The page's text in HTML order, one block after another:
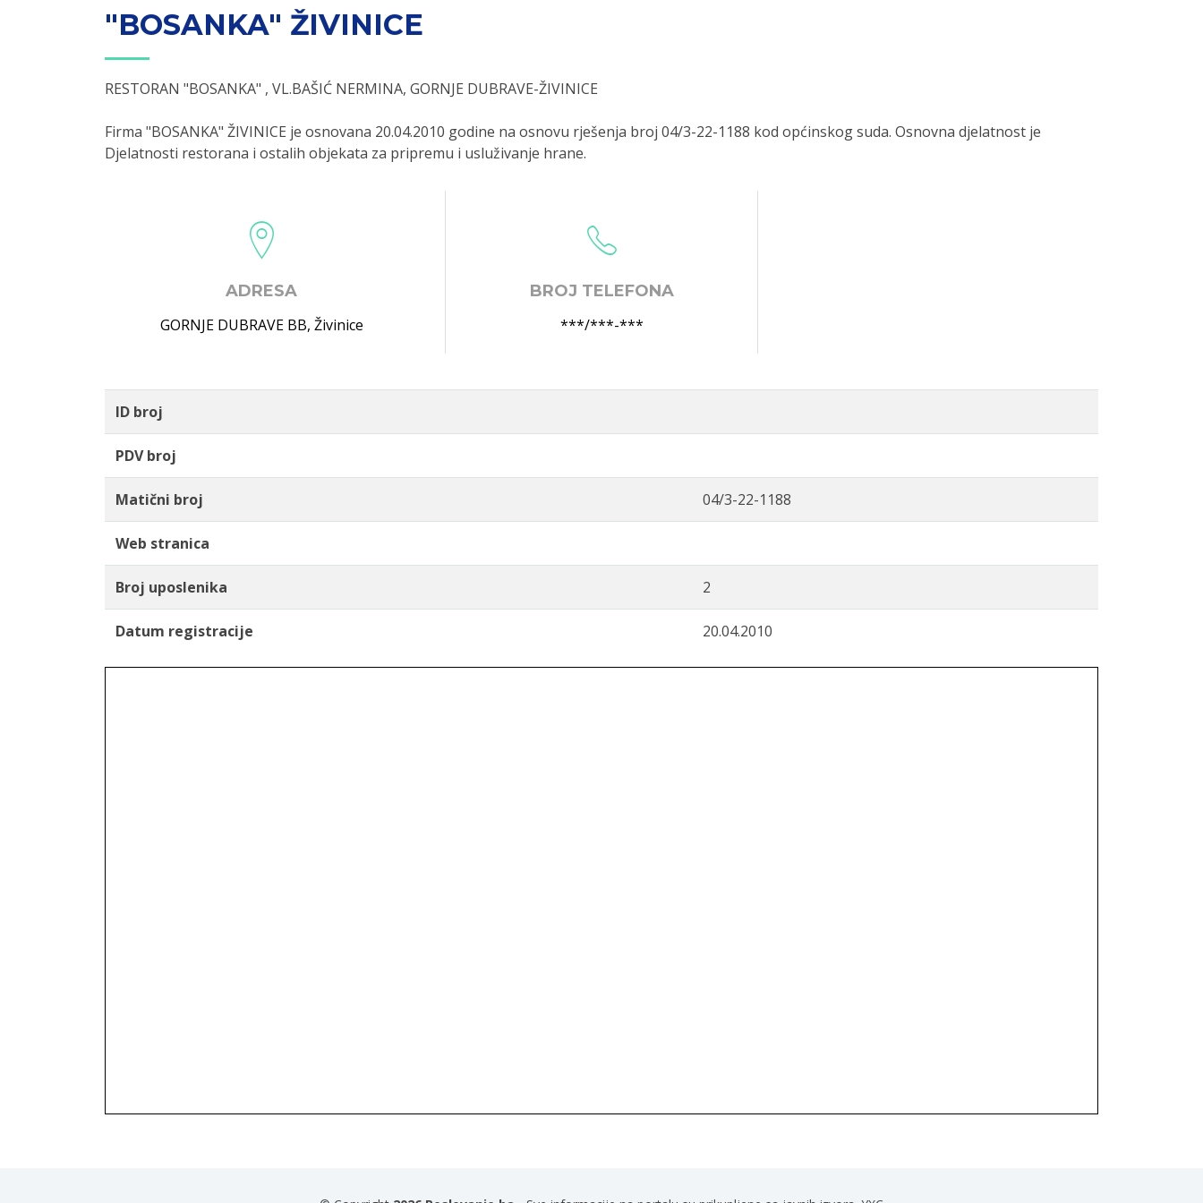
"BOSANKA" ŽIVINICE
RESTORAN "BOSANKA" , VL.BAŠIĆ NERMINA, GORNJE DUBRAVE-ŽIVINICE
Firma "BOSANKA" ŽIVINICE je osnovana 20.04.2010 godine na osnovu rješenja broj 04/3-22-1188 kod općinskog suda. Osnovna djelatnost je
Djelatnosti restorana i ostalih objekata za pripremu i usluživanje hrane.
ADRESA
GORNJE DUBRAVE BB, Živinice
BROJ TELEFONA
***/***-***
ID broj
PDV broj
Matični broj 04/3-22-1188
Web stranica
Broj uposlenika 2
Datum registracije 20.04.2010